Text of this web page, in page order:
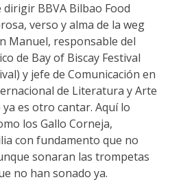
dirigir BBVA Bilbao Food
verso y alma de la weg
Manuel, responsable del
de Bay of Biscay Festival
y jefe de Comunicación en
de Literatura y Arte
es otro cantar. Aquí lo
los Gallo Corneja,
con fundamento que no
sonaran las trompetas
no han sonado ya.